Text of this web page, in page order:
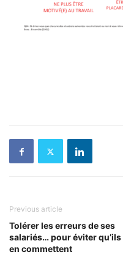
Previous article
Tolérer les erreurs de ses
salariés… pour éviter qu’ils
en commettent